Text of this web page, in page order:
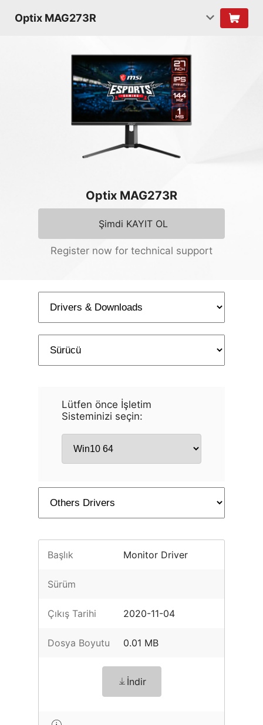
Optix MAG273R
Optix MAG273R
Şimdi KAYIT OL
Register now for technical support
Lütfen önce İşletim
Sisteminizi seçin:
Başlık Monitor Driver
Sürüm
Çıkış Tarihi 2020-11-04
Dosya Boyutu 0.01 MB
İndir